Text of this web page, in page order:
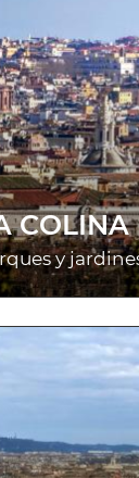
COLINA
y